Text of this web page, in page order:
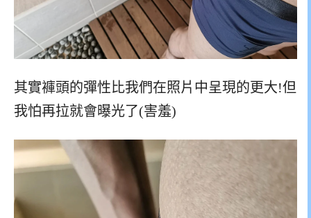
其實褲頭的彈性比我們在照片中呈現的更大!但
我怕再拉就會曝光了(害羞)